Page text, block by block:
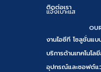
ติดต่อเรา
แจ้งเบาะแส
งานไอซีที โซลูชั่นแบ
บริการด้านเทคโนโล
อุปกรณ์และซอฟต์แ